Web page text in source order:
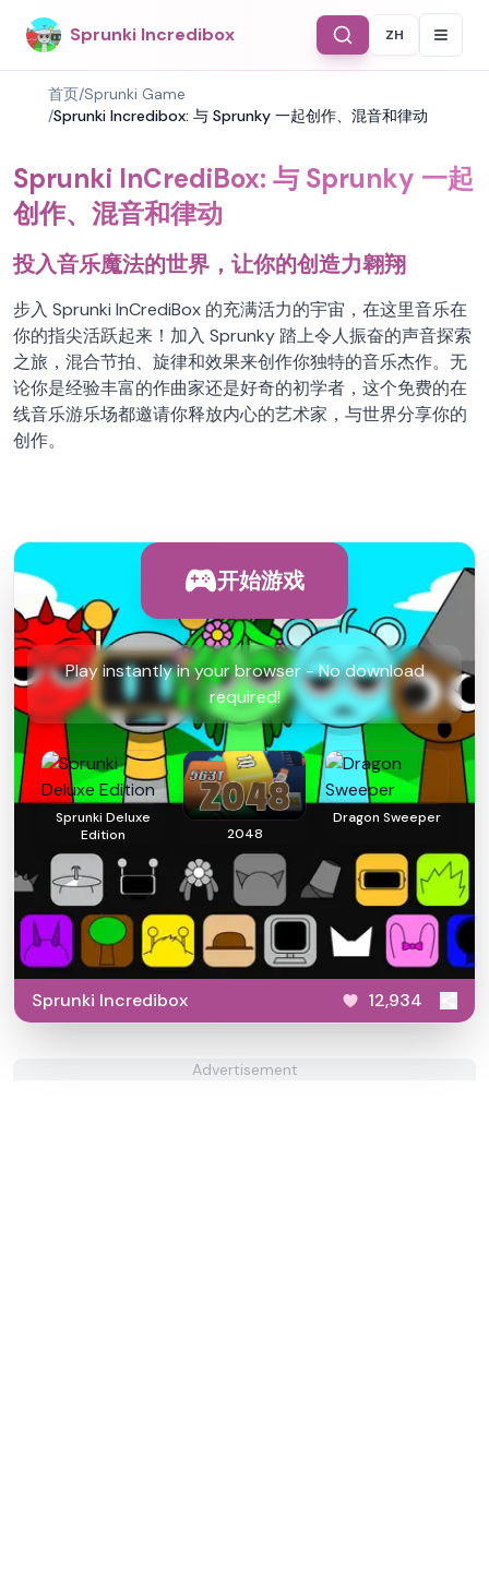
Sprunki Incredibox Select
ZH
首页/Sprunki Game
/Sprunki Incredibox: 与 Sprunky 一起创作、混音和律动
Sprunki InCrediBox: 与 Sprunky 一起
创作、混音和律动
投入音乐魔法的世界，让你的创造力翱翔
步入 Sprunki InCrediBox 的充满活力的宇宙，在这里音乐在
你的指尖活跃起来！加入 Sprunky 踏上令人振奋的声音探索
之旅，混合节拍、旋律和效果来创作你独特的音乐杰作。无
论你是经验丰富的作曲家还是好奇的初学者，这个免费的在
线音乐游乐场都邀请你释放内心的艺术家，与世界分享你的
创作。
开始游戏
Play instantly in your browser - No download
required!
Sprunki Deluxe
Edition
2048
Dragon Sweeper
Sprunki Incredibox 12,934
Advertisement